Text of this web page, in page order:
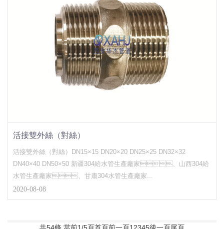
活接雙外絲（對絲）
活接雙外絲（對絲）DN15×15 DN20×20 DN25×25 DN32×32
DN40×40 DN50×50 新疆304給水管生產廠家、山西304給
水管生產廠家、甘肅304水管生產廠家...
2020-08-08